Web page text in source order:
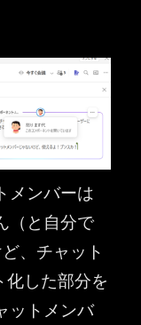
メンバーは
（と自分で
、チャット
化した部分を
ットメンバ